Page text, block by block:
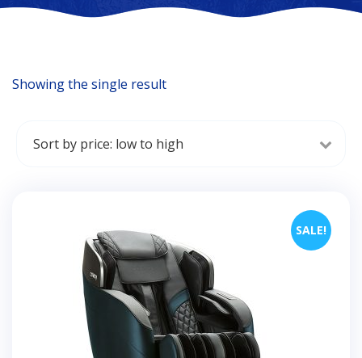
Showing the single result
SALE!